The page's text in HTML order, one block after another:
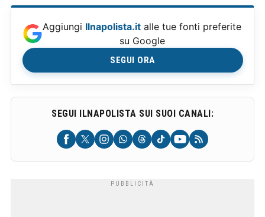
Aggiungi Ilnapolista.it alle tue fonti preferite
su Google
SEGUI ORA
SEGUI ILNAPOLISTA SUI SUOI CANALI: